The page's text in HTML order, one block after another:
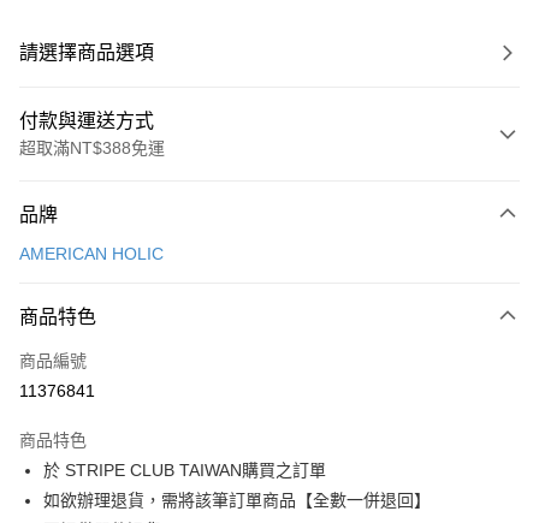
請選擇商品選項
付款與運送方式
超取滿NT$388免運
信用卡一次付款
3 期 0 利率 每期
合作金庫商業銀行
上海商業儲蓄銀行
臺灣中小企業銀行
匯豐（台灣）商業銀行
華泰商業銀行
聯邦商業銀行
遠東國際商業銀行
超商取貨付款
LINE Pay
Apple Pay
街口支付
品牌
AMERICAN HOLIC
商品特色
商品編號
11376841
商品特色
於 STRIPE CLUB TAIWAN購買之訂單
如欲辦理退貨，需將該筆訂單商品【全數一併退回】